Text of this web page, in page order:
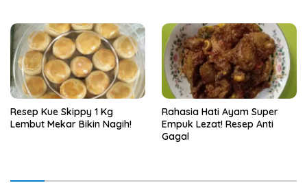
Resep Kue Skippy 1 Kg
Lembut Mekar Bikin Nagih!
Rahasia Hati Ayam Super
Empuk Lezat! Resep Anti
Gagal